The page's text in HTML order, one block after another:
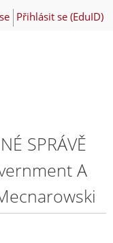
Přihlásit se (EduID)
SPRÁVĚ
A